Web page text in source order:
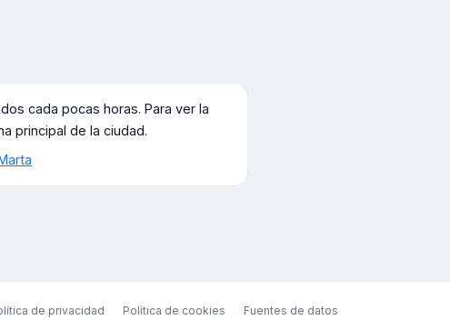
cada pocas horas. Para ver la
principal de la ciudad.
de privacidad Política de cookies Fuentes de datos